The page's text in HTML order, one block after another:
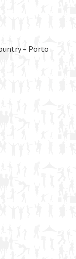
– Porto